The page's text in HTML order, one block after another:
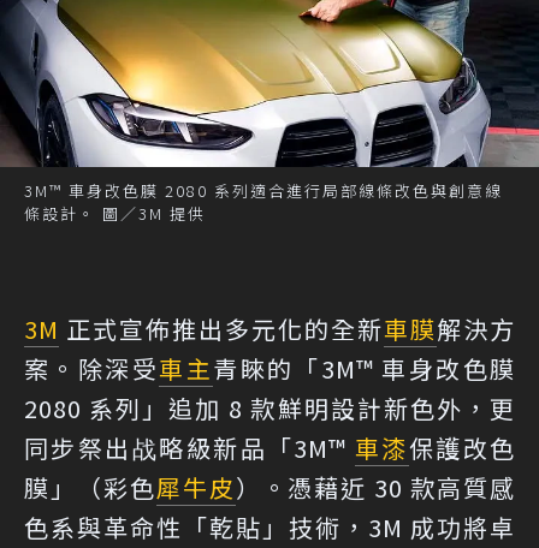
3M™ 車身改色膜 2080 系列適合進行局部線條改色與創意線
條設計。 圖／3M 提供
3M 正式宣佈推出多元化的全新車膜解決方
案。除深受車主青睞的「3M™ 車身改色膜
2080 系列」追加 8 款鮮明設計新色外，更
同步祭出战略級新品「3M™ 車漆保護改色
膜」（彩色犀牛皮）。憑藉近 30 款高質感
色系與革命性「乾貼」技術，3M 成功將卓